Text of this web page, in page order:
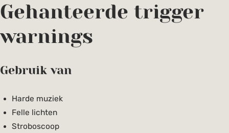
Gehanteerde trigger
warnings
Gebruik van
Harde muziek
Felle lichten
Stroboscoop